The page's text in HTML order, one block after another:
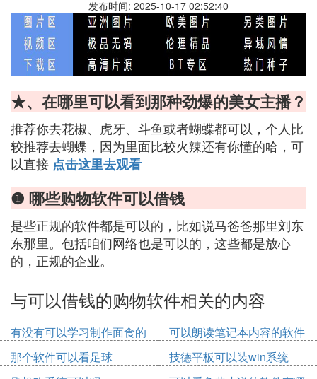
发布时间: 2025-10-17 02:52:40
★、在哪里可以看到那种劲爆的美女主播？
推荐你去花椒、虎牙、斗鱼或者蝴蝶都可以，个人比
较推荐去蝴蝶，因为里面比较火辣还有你懂的哈，可
以直接 点击这里去观看
❶ 哪些购物软件可以借钱
是些正规的软件都是可以的，比如说马爸爸那里刘东
东那里。包括咱们网络也是可以的，这些都是放心
的，正规的企业。
与可以借钱的购物软件相关的内容
有没有可以学习制作面食的
软件
可以朗读笔记本内容的软件
那个软件可以看足球
技德平板可以装win系统